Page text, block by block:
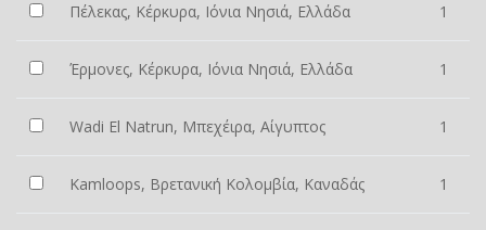
Πέλεκας, Κέρκυρα, Ιόνια Νησιά, Ελλάδα 1
Έρμονες, Κέρκυρα, Ιόνια Νησιά, Ελλάδα 1
Wadi El Natrun, Μπεχέιρα, Αίγυπτος 1
Kamloops, Βρετανική Κολομβία, Καναδάς 1